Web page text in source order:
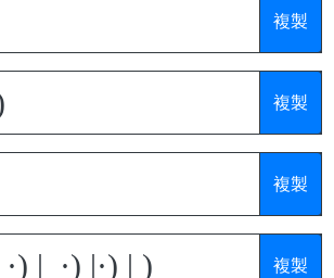
複製
複製
複製
複製